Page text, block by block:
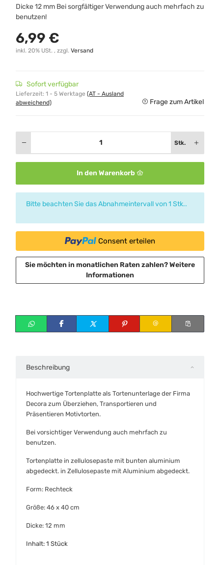
Dicke 12 mm Bei sorgfältiger Verwendung auch mehrfach zu
benutzen!
6,99 €
inkl. 20% USt. , zzgl. Versand
Sofort verfügbar
Lieferzeit: 1 - 5 Werktage (AT - Ausland
abweichend)
Frage zum Artikel
Stk.
In den Warenkorb
x
Bitte beachten Sie das Abnahmeintervall von 1 Stk..
Consent erteilen
Sie möchten in monatlichen Raten zahlen?Weitere
Informationen
Beschreibung
Hochwertige Tortenplatte als Tortenunterlage der Firma
Decora zum Überziehen, Transportieren und
Präsentieren Motivtorten.
Bei vorsichtiger Verwendung auch mehrfach zu
benutzen.
Tortenplatte in zellulosepaste mit bunten aluminium
abgedeckt. in Zellulosepaste mit Aluminium abgedeckt.
Form: Rechteck
Größe: 46 x 40 cm
Dicke: 12 mm
Inhalt: 1 Stück